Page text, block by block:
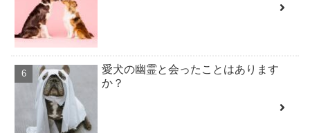
愛犬の幽霊と会ったことはあります
か？